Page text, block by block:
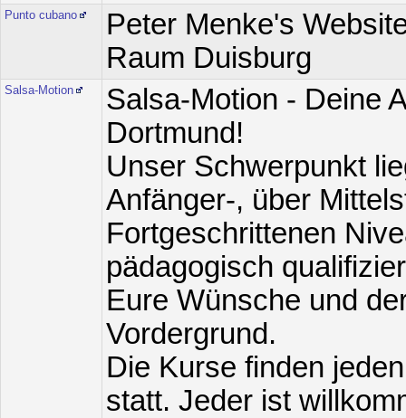
Punto cubano
Peter Menke's
Raum Duisburg
Salsa-Motion
Salsa-Motion - Deine
Dortmund!
Unser Schwerpunkt
Anfänger-, über
Fortgeschrittenen
pädagogisch
Eure Wünsche und
Vordergrund.
Die Kurse finden
statt. Jeder ist